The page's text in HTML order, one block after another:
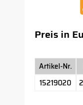
Preis in
Artikel-Nr.
15219020